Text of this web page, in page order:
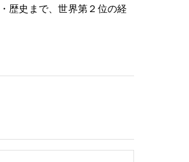
歴史まで、世界第２位の経